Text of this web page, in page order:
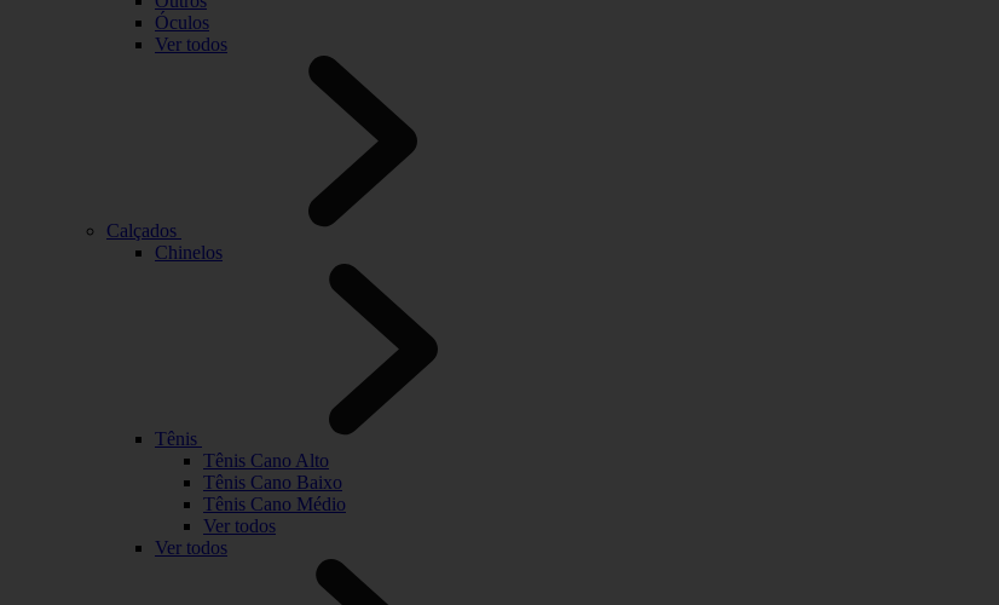
Óculos
Ver todos
Calçados
Chinelos
Tênis
Tênis Cano Alto
Tênis Cano Baixo
Tênis Cano Médio
Ver todos
Ver todos